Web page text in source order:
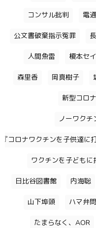
コンサル批判 電
公文書破棄指示冤罪
人間魚雷 榎本セ
森里香 岡真樹子
新型コロ
ノーワクチ
『コロナワクチンを子供達に
ワクチンを子ども
日比谷図書館 内海聡
山下埠頭 ハマ弁
たまらなく、AOR